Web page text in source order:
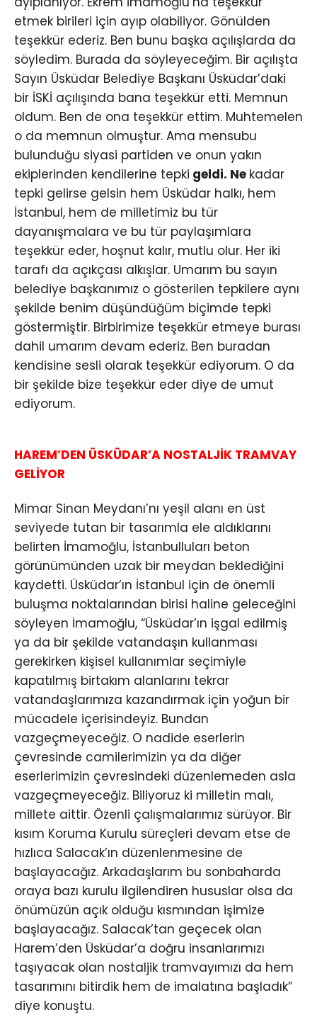
etmek birileri için ayıp olabiliyor. Gönülden
teşekkür ederiz. Ben bunu başka açılışlarda da
söyledim. Burada da söyleyeceğim. Bir açılışta
Sayın Üsküdar Belediye Başkanı Üsküdar’daki
bir İSKİ açılışında bana teşekkür etti. Memnun
oldum. Ben de ona teşekkür ettim. Muhtemelen
o da memnun olmuştur. Ama mensubu
bulunduğu siyasi partiden ve onun yakın
ekiplerinden kendilerine tepki geldi. Ne kadar
tepki gelirse gelsin hem Üsküdar halkı, hem
İstanbul, hem de milletimiz bu tür
dayanışmalara ve bu tür paylaşımlara
teşekkür eder, hoşnut kalır, mutlu olur. Her iki
tarafı da açıkçası alkışlar. Umarım bu sayın
belediye başkanımız o gösterilen tepkilere aynı
şekilde benim düşündüğüm biçimde tepki
göstermiştir. Birbirimize teşekkür etmeye burası
dahil umarım devam ederiz. Ben buradan
kendisine sesli olarak teşekkür ediyorum. O da
bir şekilde bize teşekkür eder diye de umut
ediyorum.
HAREM’DEN ÜSKÜDAR’A NOSTALJİK TRAMVAY
GELİYOR
Mimar Sinan Meydanı’nı yeşil alanı en üst
seviyede tutan bir tasarımla ele aldıklarını
belirten İmamoğlu, İstanbulluları beton
görünümünden uzak bir meydan beklediğini
kaydetti. Üsküdar’ın İstanbul için de önemli
buluşma noktalarından birisi haline geleceğini
söyleyen İmamoğlu, “Üsküdar’ın işgal edilmiş
ya da bir şekilde vatandaşın kullanması
gerekirken kişisel kullanımlar seçimiyle
kapatılmış birtakım alanlarını tekrar
vatandaşlarımıza kazandırmak için yoğun bir
mücadele içerisindeyiz. Bundan
vazgeçmeyeceğiz. O nadide eserlerin
çevresinde camilerimizin ya da diğer
eserlerimizin çevresindeki düzenlemeden asla
vazgeçmeyeceğiz. Biliyoruz ki milletin malı,
millete aittir. Özenli çalışmalarımız sürüyor. Bir
kısım Koruma Kurulu süreçleri devam etse de
hızlıca Salacak’ın düzenlenmesine de
başlayacağız. Arkadaşlarım bu sonbaharda
oraya bazı kurulu ilgilendiren hususlar olsa da
önümüzün açık olduğu kısmından işimize
başlayacağız. Salacak’tan geçecek olan
Harem’den Üsküdar’a doğru insanlarımızı
taşıyacak olan nostaljik tramvayımızı da hem
tasarımını bitirdik hem de imalatına başladık”
diye konuştu.